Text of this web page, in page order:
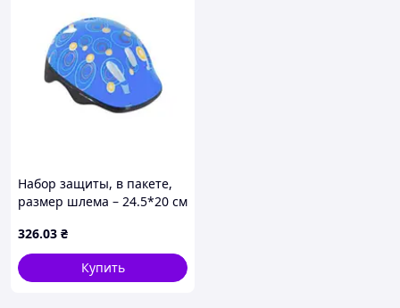
Набор защиты, в пакете,
размер шлема – 24.5*20 см
326.03 ₴
Купить